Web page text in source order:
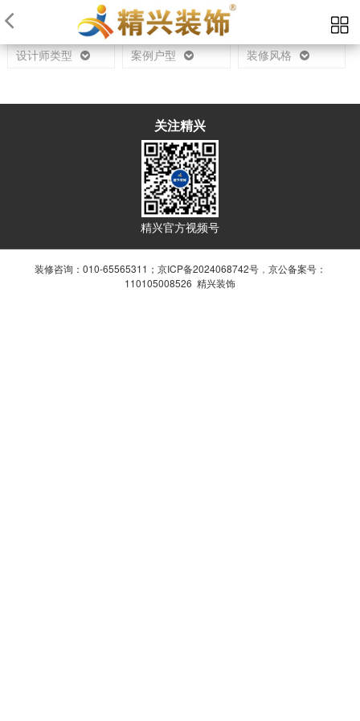
当前位置： 首页 设计师
设计师类型 案例户型 装修风格
关注精兴
精兴官方视频号
装修咨询：010-65565311； 京ICP备2024068742号， 京公备案号：
110105008526 精兴装饰